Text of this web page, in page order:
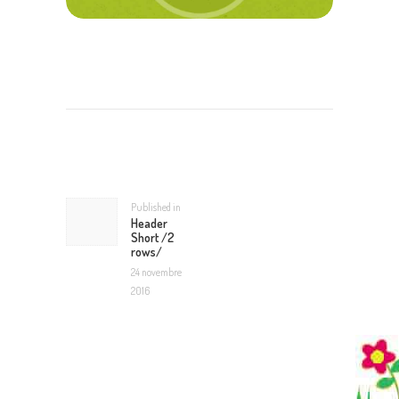
L’ARTICLE
Published in
Header
Short /2
rows/
24 novembre
2016